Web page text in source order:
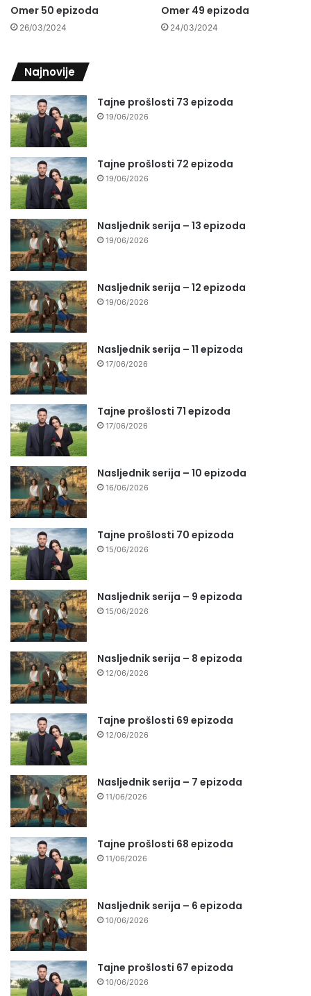
Omer 50 epizoda
26/03/2024
Omer 49 epizoda
24/03/2024
Najnovije
Tajne prošlosti 73 epizoda
19/06/2026
Tajne prošlosti 72 epizoda
19/06/2026
Nasljednik serija – 13 epizoda
19/06/2026
Nasljednik serija – 12 epizoda
19/06/2026
Nasljednik serija – 11 epizoda
17/06/2026
Tajne prošlosti 71 epizoda
17/06/2026
Nasljednik serija – 10 epizoda
16/06/2026
Tajne prošlosti 70 epizoda
15/06/2026
Nasljednik serija – 9 epizoda
15/06/2026
Nasljednik serija – 8 epizoda
12/06/2026
Tajne prošlosti 69 epizoda
12/06/2026
Nasljednik serija – 7 epizoda
11/06/2026
Tajne prošlosti 68 epizoda
11/06/2026
Nasljednik serija – 6 epizoda
10/06/2026
Tajne prošlosti 67 epizoda
10/06/2026